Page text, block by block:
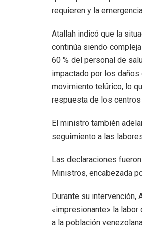
requieren y la
Atallah indicó que la
continúa siendo
60 % del personal de
impactado por los
movimiento telúrico, lo
respuesta de los
El ministro también
seguimiento a las
Las declaraciones
Ministros, encabezada
Durante su
«impresionante» la
a la población